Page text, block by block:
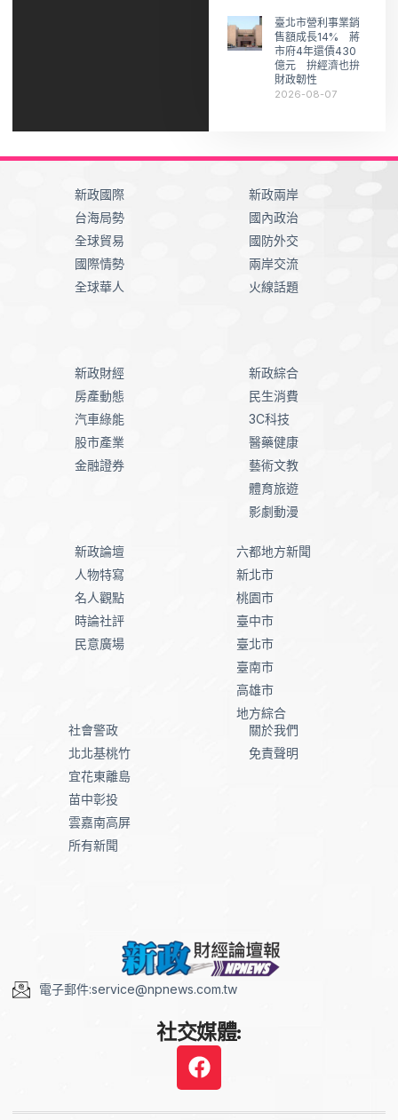
臺北市營利事業銷
售額成長14% 蔣
市府4年還債430
億元 拚經濟也拚
財政韌性
2026-08-07
新政國際
台海局勢
全球貿易
國際情勢
全球華人
新政兩岸
國內政治
國防外交
兩岸交流
火線話題
新政財經
房產動態
汽車綠能
股市產業
金融證券
新政綜合
民生消費
3C科技
醫藥健康
藝術文教
體育旅遊
影劇動漫
新政論壇
人物特寫
名人觀點
時論社評
民意廣場
六都地方新聞
新北市
桃園市
臺中市
臺北市
臺南市
高雄市
地方綜合
社會警政
北北基桃竹
宜花東離島
苗中彰投
雲嘉南高屏
所有新聞
關於我們
免責聲明
電子郵件:service@npnews.com.tw
社交媒體: